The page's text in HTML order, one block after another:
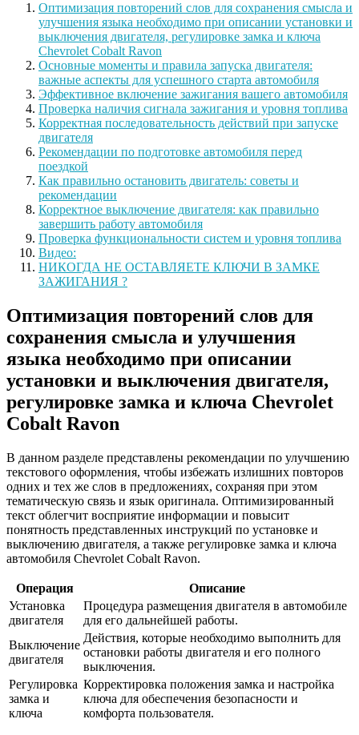
Оптимизация повторений слов для сохранения смысла и
улучшения языка необходимо при описании установки и
выключения двигателя, регулировке замка и ключа
Chevrolet Cobalt Ravon
Основные моменты и правила запуска двигателя:
важные аспекты для успешного старта автомобиля
Эффективное включение зажигания вашего автомобиля
Проверка наличия сигнала зажигания и уровня топлива
Корректная последовательность действий при запуске
двигателя
Рекомендации по подготовке автомобиля перед
поездкой
Как правильно остановить двигатель: советы и
рекомендации
Корректное выключение двигателя: как правильно
завершить работу автомобиля
Проверка функциональности систем и уровня топлива
Видео:
НИКОГДА НЕ ОСТАВЛЯЕТЕ КЛЮЧИ В ЗАМКЕ
ЗАЖИГАНИЯ ?
Оптимизация повторений слов для
сохранения смысла и улучшения
языка необходимо при описании
установки и выключения двигателя,
регулировке замка и ключа Chevrolet
Cobalt Ravon
В данном разделе представлены рекомендации по улучшению
текстового оформления, чтобы избежать излишних повторов
одних и тех же слов в предложениях, сохраняя при этом
тематическую связь и язык оригинала. Оптимизированный
текст облегчит восприятие информации и повысит
понятность представленных инструкций по установке и
выключению двигателя, а также регулировке замка и ключа
автомобиля Chevrolet Cobalt Ravon.
Операция
Описание
Установка
двигателя
Процедура размещения двигателя в автомобиле
для его дальнейшей работы.
Выключение
двигателя
Действия, которые необходимо выполнить для
остановки работы двигателя и его полного
выключения.
Регулировка
замка и
ключа
Корректировка положения замка и настройка
ключа для обеспечения безопасности и
комфорта пользователя.